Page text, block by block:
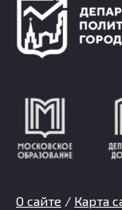
О сайте / Карта